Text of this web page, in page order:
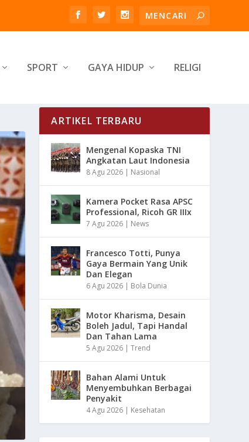
SPORT GAYA HIDUP RELIGI
ARTIKEL TERBARU
Mengenal Kopaska TNI
Angkatan Laut Indonesia
8 Agu 2026 | Nasional
Kamera Pocket Rasa APSC
Professional, Ricoh GR IIIx
7 Agu 2026 | News
Francesco Totti, Punya
Gaya Bermain Yang Unik
Dan Elegan
6 Agu 2026 | Bola Dunia
Motor Kharisma, Desain
Boleh Jadul, Tapi Handal
Dan Tahan Lama
5 Agu 2026 |Trend
Bahan Alami Untuk
Menyembuhkan Berbagai
Penyakit
4 Agu 2026 | Kesehatan